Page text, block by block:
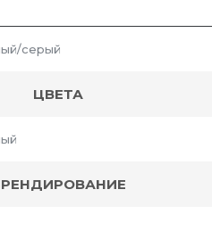
серый
ЦВЕТА